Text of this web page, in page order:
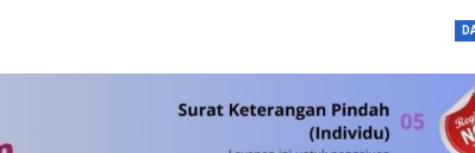
RI Dapil
Perjuangan…